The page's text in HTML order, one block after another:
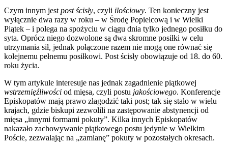
Czym innym jest post ścisły, czyli ilościowy. Ten konieczny jest
wyłącznie dwa razy w roku – w Środę Popielcową i w Wielki
Piątek – i polega na spożyciu w ciągu dnia tylko jednego posiłku do
syta. Oprócz niego dozwolone są dwa skromne posiłki w celu
utrzymania sił, jednak połączone razem nie mogą one równać się
kolejnemu pełnemu posiłkowi. Post ścisły obowiązuje od 18. do 60.
roku życia.
W tym artykule interesuje nas jednak zagadnienie piątkowej
wstrzemięźliwości od mięsa, czyli postu jakościowego. Konferencje
Episkopatów mają prawo złagodzić taki post; tak się stało w wielu
krajach, gdzie biskupi zezwolili na zastępowanie abstynencji od
mięsa „innymi formami pokuty”. Kilka innych Episkopatów
nakazało zachowywanie piątkowego postu jedynie w Wielkim
Poście, zezwalając na „zamianę” pokuty w pozostałych okresach.